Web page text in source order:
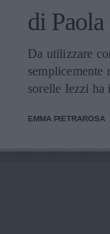
di Paola
Da utilizzare
sorelle Iezzi
EMMA PIETRAROSA